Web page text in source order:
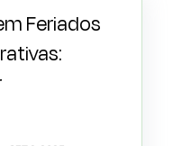
Feriados